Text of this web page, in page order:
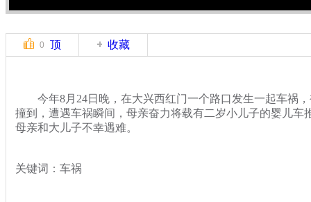
0 顶 收藏
今年8月24日晚，在大兴西红门一个路口发生一起车祸，
撞到，遭遇车祸瞬间，母亲奋力将载有二岁小儿子的婴儿车
母亲和大儿子不幸遇难。
关键词：车祸